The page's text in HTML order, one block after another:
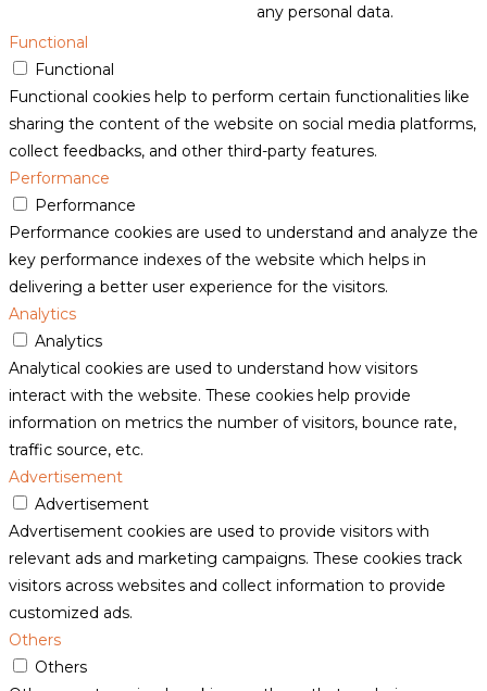
any personal data.
Functional
Functional
Functional cookies help to perform certain functionalities like
sharing the content of the website on social media platforms,
collect feedbacks, and other third-party features.
Performance
Performance
Performance cookies are used to understand and analyze the
key performance indexes of the website which helps in
delivering a better user experience for the visitors.
Analytics
Analytics
Analytical cookies are used to understand how visitors
interact with the website. These cookies help provide
information on metrics the number of visitors, bounce rate,
traffic source, etc.
Advertisement
Advertisement
Advertisement cookies are used to provide visitors with
relevant ads and marketing campaigns. These cookies track
visitors across websites and collect information to provide
customized ads.
Others
Others